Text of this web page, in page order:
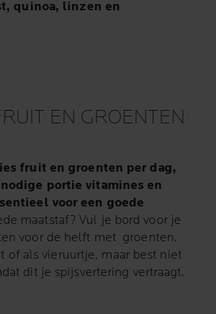
quinoa, linzen en
EN GROENTEN
fruit en groenten per dag,
portie vitamines en
voor een goede
maatstaf? Vul je bord voor je
voor de helft met groenten.
of als vieruurtje, maar best niet
dit je spijsvertering vertraagt.